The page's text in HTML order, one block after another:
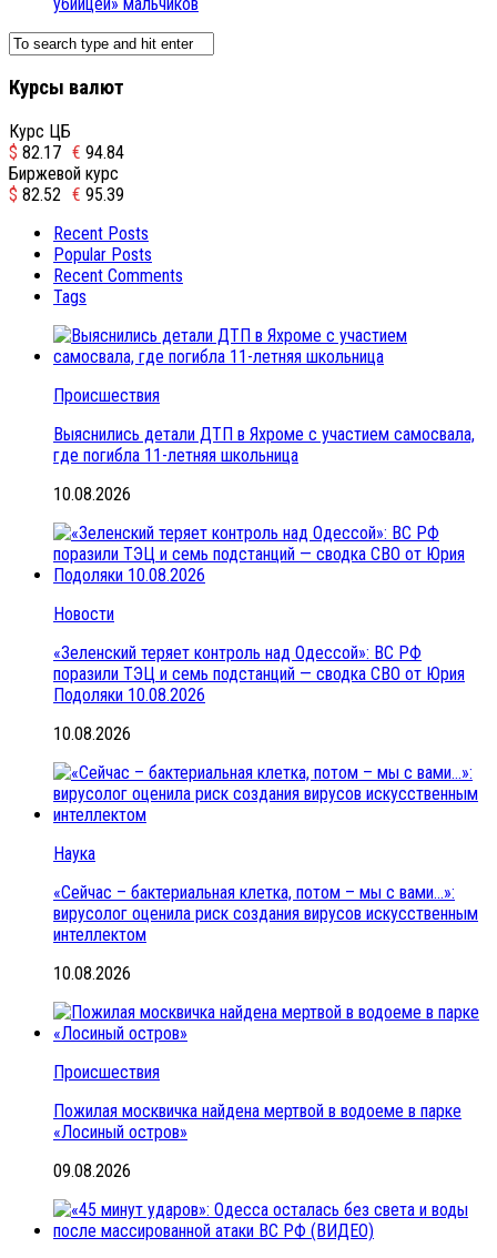
Курсы валют
Курс ЦБ
$ 82.17 € 94.84
Биржевой курс
$ 82.52 € 95.39
Recent Posts
Popular Posts
Recent Comments
Tags
Происшествия
Выяснились детали ДТП в Яхроме с участием самосвала,
где погибла 11-летняя школьница
10.08.2026
Новости
«Зеленский теряет контроль над Одессой»: ВС РФ
поразили ТЭЦ и семь подстанций — сводка СВО от Юрия
Подоляки 10.08.2026
10.08.2026
Наука
«Сейчас – бактериальная клетка, потом – мы с вами…»:
вирусолог оценила риск создания вирусов искусственным
интеллектом
10.08.2026
Происшествия
Пожилая москвичка найдена мертвой в водоеме в парке
«Лосиный остров»
09.08.2026